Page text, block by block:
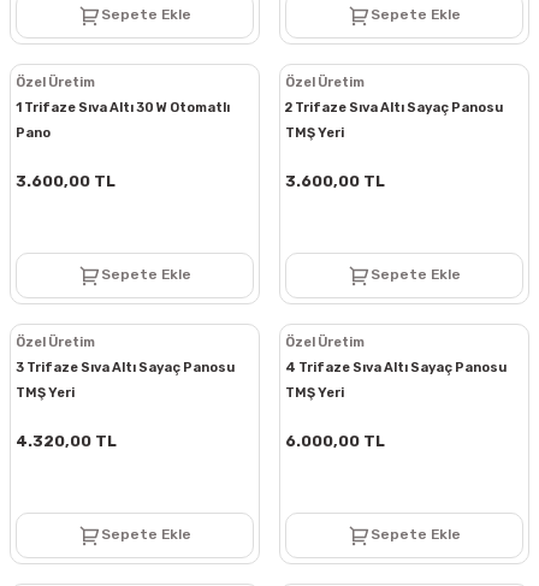
Sepete Ekle Sepete Ekle
Özel Üretim
1 Trifaze Sıva Altı 30 W Otomatlı
Pano
3.600,00 TL
Sepete Ekle
Özel Üretim
2 Trifaze Sıva Altı Sayaç Panosu
TMŞ Yeri
3.600,00 TL
Sepete Ekle
Özel Üretim
3 Trifaze Sıva Altı Sayaç Panosu
TMŞ Yeri
4.320,00 TL
Sepete Ekle
Özel Üretim
4 Trifaze Sıva Altı Sayaç Panosu
TMŞ Yeri
6.000,00 TL
Sepete Ekle